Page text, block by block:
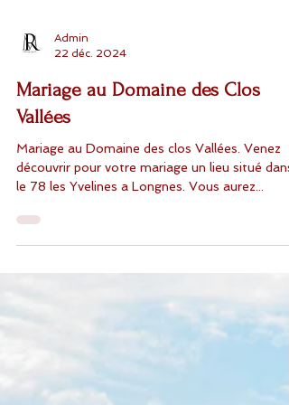
Admin
22 déc. 2024
Mariage au Domaine des Clos
Vallées
Mariage au Domaine des clos Vallées. Venez